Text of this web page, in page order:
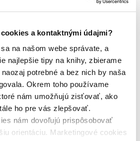
a kontaktnými údajmi?
na našom webe správate, a
najlepšie tipy na knihy, zbierame
potrebné a bez nich by naša
Okrem toho používame
nám umožňujú zisťovať, ako
ho pre vás zlepšovať.
nám dovoľujú prispôsobovať
orientáciu. Marketingové cookies
(1 titul) brožovaná väzba 1